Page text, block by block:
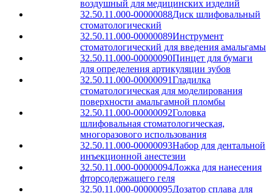
воздушный для медицинских изделий
32.50.11.000-00000088Диск шлифовальный
стоматологический
32.50.11.000-00000089Инструмент
стоматологический для введения амальгамы
32.50.11.000-00000090Пинцет для бумаги
для определения артикуляции зубов
32.50.11.000-00000091Гладилка
стоматологическая для моделирования
поверхности амальгамной пломбы
32.50.11.000-00000092Головка
шлифовальная стоматологическая,
многоразового использования
32.50.11.000-00000093Набор для дентальной
инъекционной анестезии
32.50.11.000-00000094Ложка для нанесения
фторсодержащего геля
32.50.11.000-00000095Дозатор сплава для